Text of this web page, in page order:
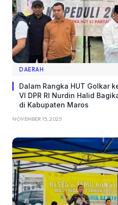
DAERAH
Dalam Rangka HUT Golkar
VI DPR RI Nurdin Halid
di Kabupaten Maros
NOVEMBER 15, 2025